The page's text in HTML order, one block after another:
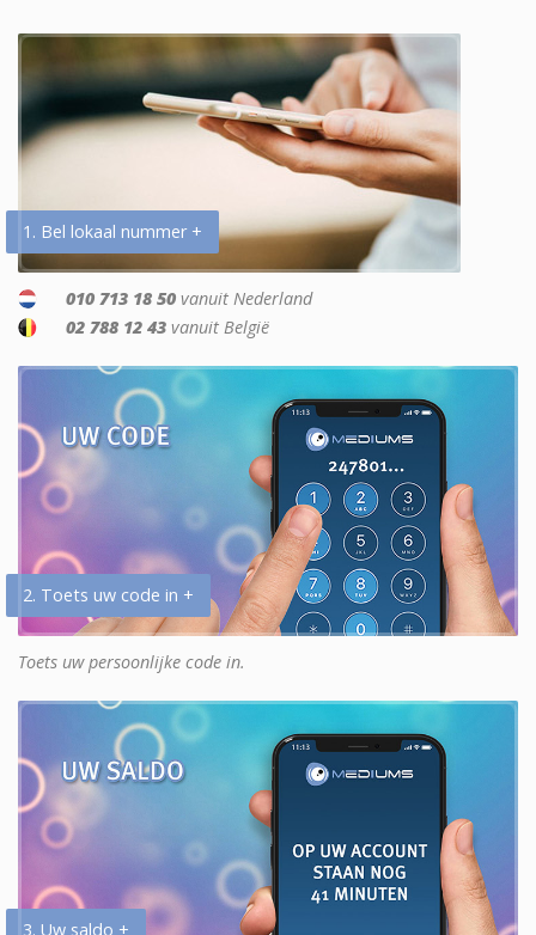
1. Bel lokaal nummer +
010 713 18 50 vanuit Nederland
02 788 12 43 vanuit België
2. Toets uw code in +
Toets uw persoonlijke code in.
3. Uw saldo +